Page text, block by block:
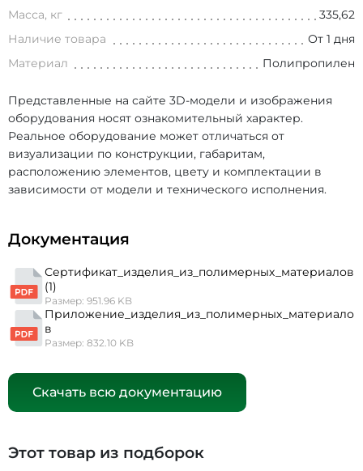
Масса, кг
335,62
Наличие товара
От 1 дня
Материал
Полипропилен
Представленные на сайте 3D-модели и изображения
оборудования носят ознакомительный характер.
Реальное оборудование может отличаться от
визуализации по конструкции, габаритам,
расположению элементов, цвету и комплектации в
зависимости от модели и технического исполнения.
Документация
Сертификат_изделия_из_полимерных_материалов
(1)
Размер: 951.96 KB
Приложение_изделия_из_полимерных_материало
в
Размер: 832.10 KB
Скачать всю документацию
Этот товар из подборок